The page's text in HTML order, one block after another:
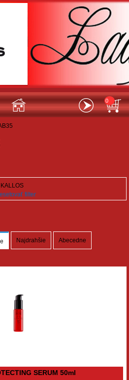
0
KALLOS
filter
Najdrahšie Abecedne
SERUM 50ml